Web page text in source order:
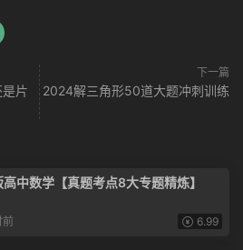
片
下一篇
2024解三角形50道大题冲刺训练
中数学【真题考点8大专题精炼】
前 6.99